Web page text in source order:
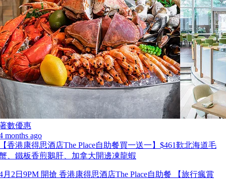
數優惠
months ago
香港康得思酒店The Place自助餐買一送一】$461歎北海道毛
、鐵板香煎鵝肝、加拿大開邊凍龍蝦
月2日9PM 開搶 香港康得思酒店The Place自助餐 【旅行瘋賞